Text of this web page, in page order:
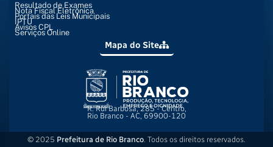
Resultado de Exames
Nota Fiscal Eletrônica
Portais das Leis Municipais
IPTU
Avisos CPL
Serviços Online
Mapa do Site
R. Rui Barbosa, 285 - Centro,
Rio Branco - AC, 69900-120
© 2025 Prefeitura de Rio Branco. Todos os direitos reservados.